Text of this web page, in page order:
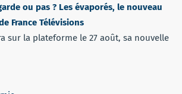
ou pas ? Les évaporés, le nouveau
France Télévisions
sur la plateforme le 27 août, sa nouvelle